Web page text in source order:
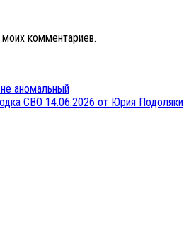
комментариев.
аномальный
СВО 14.06.2026 от Юрия Подоляки